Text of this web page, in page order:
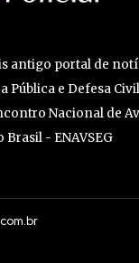
antigo portal de
Pública e Defesa
Nacional de
Brasil - ENAVSEG